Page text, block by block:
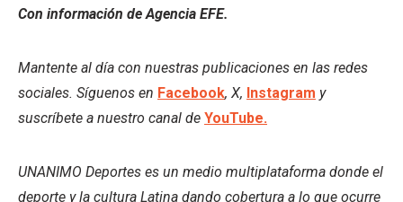
Con información de Agencia EFE.
Mantente al día con nuestras publicaciones en las redes
sociales. Síguenos en Facebook, X, Instagram y
suscríbete a nuestro canal de YouTube.
UNANIMO Deportes es un medio multiplataforma donde el
deporte y la cultura Latina dando cobertura a lo que ocurre